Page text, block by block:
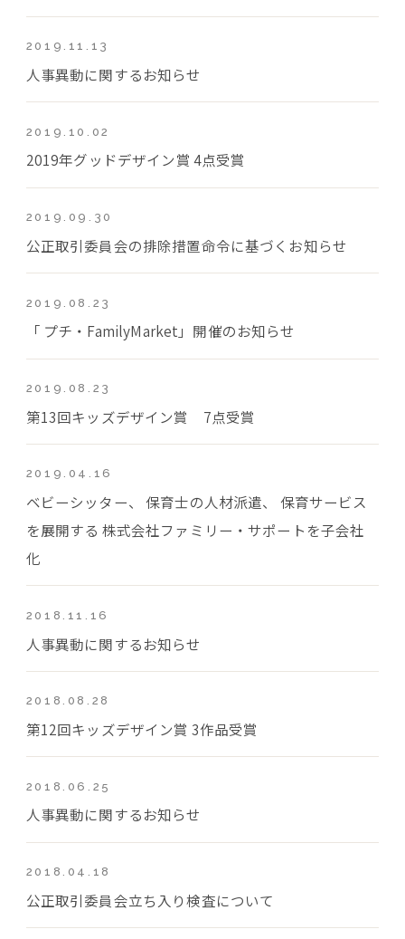
2019.11.13
人事異動に関するお知らせ
2019.10.02
2019年グッドデザイン賞 4点受賞
2019.09.30
公正取引委員会の排除措置命令に基づくお知らせ
2019.08.23
「 プチ・FamilyMarket」開催のお知らせ
2019.08.23
第13回キッズデザイン賞 7点受賞
2019.04.16
ベビーシッター、 保育士の人材派遣、 保育サービス
を展開する 株式会社ファミリー・サポートを子会社
化
2018.11.16
人事異動に関するお知らせ
2018.08.28
第12回キッズデザイン賞 3作品受賞
2018.06.25
人事異動に関するお知らせ
2018.04.18
公正取引委員会立ち入り検査について